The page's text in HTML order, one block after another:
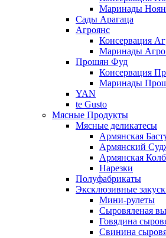
Маринады Ноян
Сады Арагаца
Агроянс
Консервация
Маринады
Прошян Фуд
Консервация
Маринады
YAN
te Gusto
Мясные Продукты
Мясные деликатесы
Армянская
Армянский
Армянская
Нарезки
Полуфабрикаты
Эксклюзивные
Мини-рулеты
Сыровяленая
Говядина
Свинина